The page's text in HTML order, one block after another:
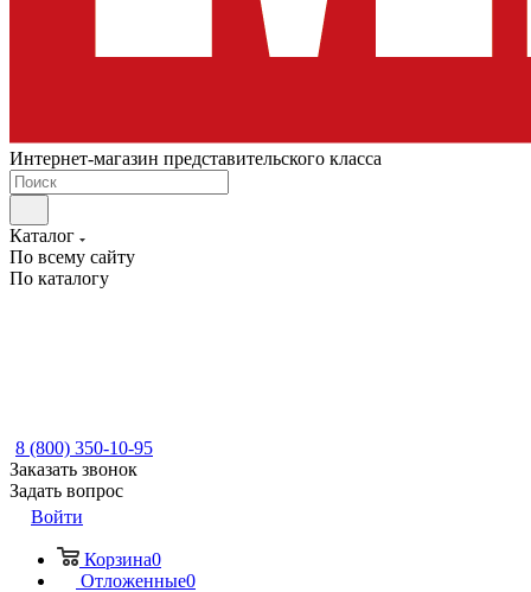
Интернет-магазин представительского класса
Каталог
По всему сайту
По каталогу
8 (800) 350-10-95
Заказать звонок
Задать вопрос
Войти
Корзина0
Отложенные0